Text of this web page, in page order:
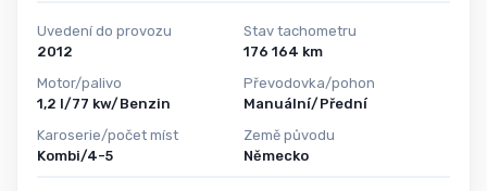
Uvedení do provozu
2012
Motor/palivo
1,2 l/77 kw/Benzin
Karoserie/počet míst
Kombi/4-5
Stav tachometru
176 164 km
Převodovka/pohon
Manuální/Přední
Země původu
Německo